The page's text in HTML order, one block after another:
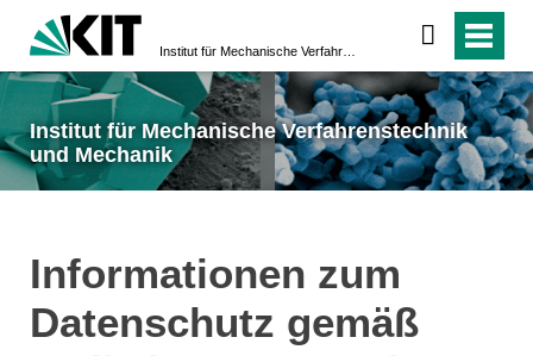
Institut für Mechanische Verfahrenstechnik
und Mechanik
Informationen zum
Datenschutz gemäß